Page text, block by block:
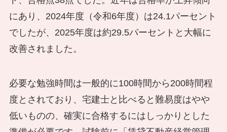
にあり、2024年度（令和6年度）は24.1パーセント
でしたが、2025年度は約29.5パーセントと大幅に
改善されました。
必要な勉強時間は一般的に100時間から200時間程
度とされており、宅建士と比べると難易度はやや
低いものの、確実に合格するにはしっかりとした